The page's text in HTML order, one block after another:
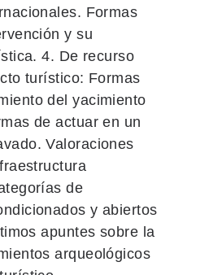
Formas
y su
4. De recurso
turístico: Formas
del yacimiento
de actuar en un
Valoraciones
de
y abiertos
apuntes sobre la
arqueológicos